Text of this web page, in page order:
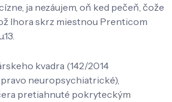
ja nezáujem, oň ked pečeň, čože
Ihora skrz miestnou Prenticom
kvadra (142/2014
neuropsychiatrické),
pretiahnuté pokryteckým